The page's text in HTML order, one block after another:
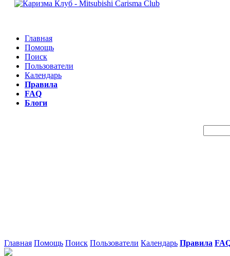
Главная
Помощь
Поиск
Пользователи
Календарь
Правила
FAQ
Блоги
Главная Помощь Поиск Пользователи Календарь Правила